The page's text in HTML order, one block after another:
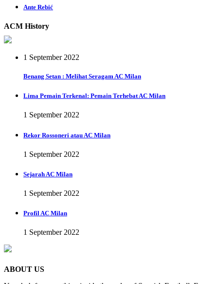
Ante Rebić
ACM History
1 September 2022
Benang Setan : Melihat Seragam AC Milan
Lima Pemain Terkenal: Pemain Terhebat AC Milan
1 September 2022
Rekor Rossoneri atau AC Milan
1 September 2022
Sejarah AC Milan
1 September 2022
Profil AC Milan
1 September 2022
ABOUT US